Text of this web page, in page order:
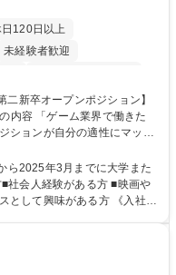
120日以上
未経験者歓迎
食補助あり
第二新卒歓迎
ションが自分の適性にマッチ
/インフラエンジニアな
ターなど）等から、面接で
内いたします。ゲームやエン
ら2025年3月までに大学また
社会人経験がある方 ■映画や
興味がある方 《入社実